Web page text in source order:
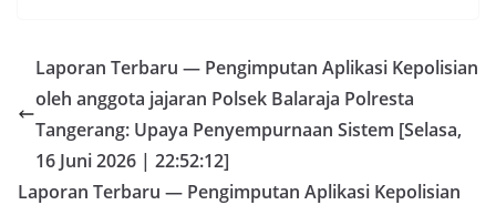
Laporan Terbaru — Pengimputan Aplikasi Kepolisian
oleh anggota jajaran Polsek Balaraja Polresta
Tangerang: Upaya Penyempurnaan Sistem [Selasa,
16 Juni 2026 | 22:52:12]
Laporan Terbaru — Pengimputan Aplikasi Kepolisian